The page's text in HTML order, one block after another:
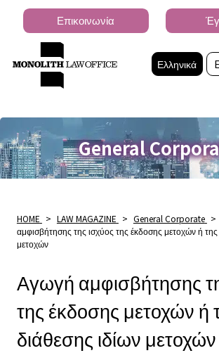
Ελληνικά
Επικοινωνία
General
HOME > LAW MAGAZINE > General Corporate >
αμφισβήτησης της ισχύος της έκδοσης μετοχών ή της
μετοχών
Αγωγή αμφισβήτησης
της έκδοσης μετοχών ή
διάθεσης ιδίων μετοχών